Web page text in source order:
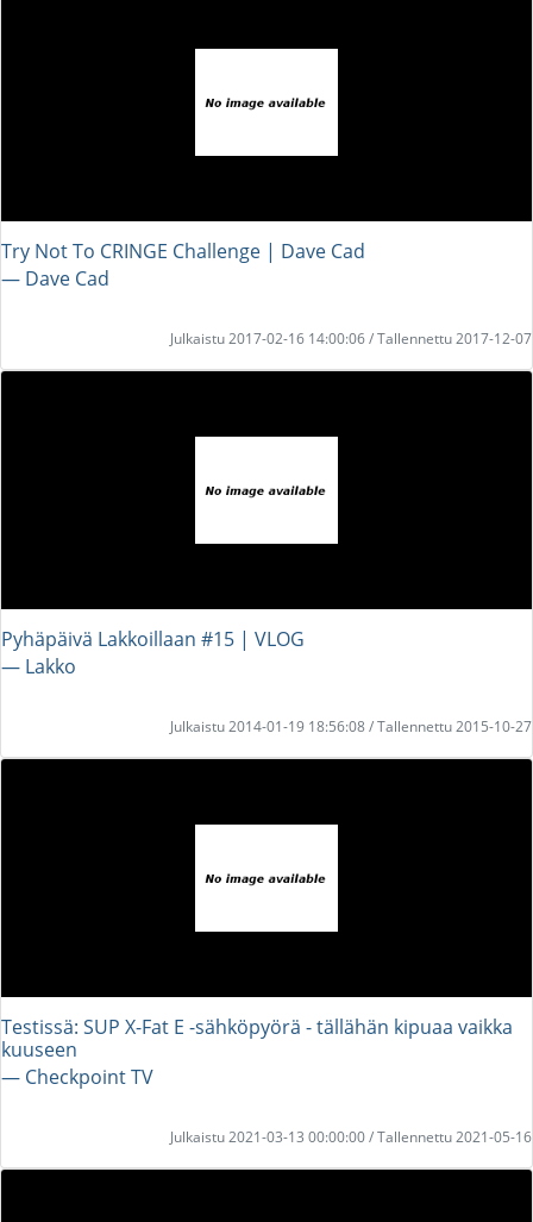
Try Not To CRINGE Challenge | Dave Cad
― Dave Cad
Julkaistu 2017-02-16 14:00:06 / Tallennettu 2017-12-07
Pyhäpäivä Lakkoillaan #15 | VLOG
― Lakko
Julkaistu 2014-01-19 18:56:08 / Tallennettu 2015-10-27
Testissä: SUP X-Fat E -sähköpyörä - tällähän kipuaa vaikka
kuuseen
― Checkpoint TV
Julkaistu 2021-03-13 00:00:00 / Tallennettu 2021-05-16